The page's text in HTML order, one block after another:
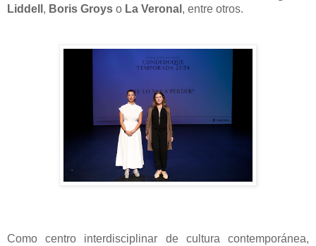
Liddell , Boris Groys o La Veronal , entre otros.
Como centro interdisciplinar de cultura contemporánea,